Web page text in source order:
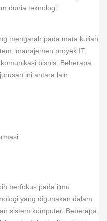
dunia teknologi.
mengarah pada mata kuliah
manajemen proyek IT,
bisnis. Beberapa
ini antara lain:
berfokus pada ilmu
yang digunakan dalam
sistem komputer. Beberapa